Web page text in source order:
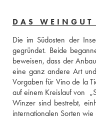
DAS
Die im Südosten der
gegründet. Beide
beweisen, dass der
eine ganz andere Art
Vorgaben für Vino de la
auf einem Kreislauf von
Winzer sind bestrebt,
internationalen Sorten